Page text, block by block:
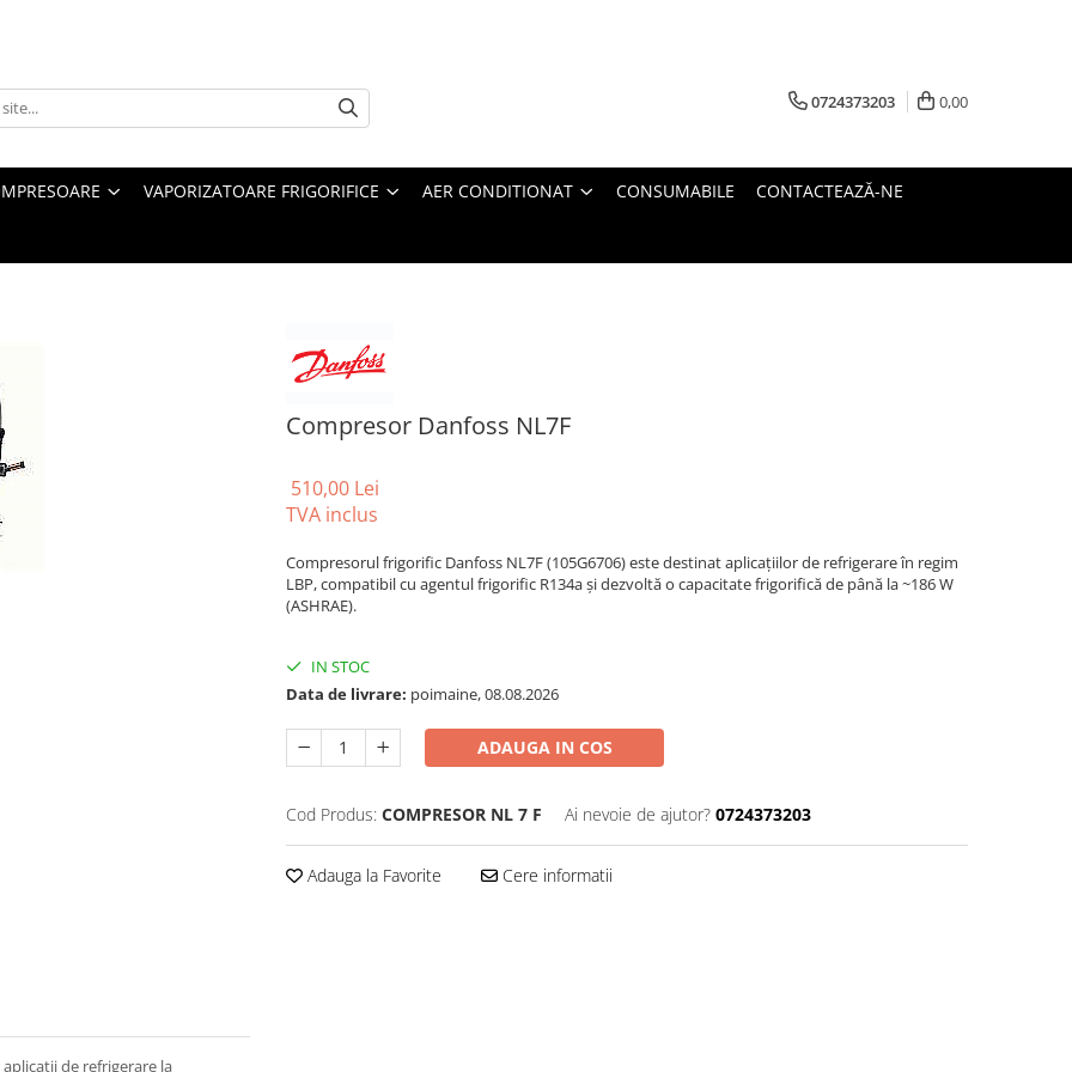
0724373203 0,00
VAPORIZATOARE FRIGORIFICE AER CONDITIONAT CONSUMABILE CONTACTEAZĂ-NE
Compresor Danfoss NL7F
510,00 Lei
TVA inclus
Compresorul frigorific Danfoss NL7F (105G6706) este destinat aplicațiilor de refrigerare în regim
LBP, compatibil cu agentul frigorific R134a și dezvoltă o capacitate frigorifică de până la ~186 W
(ASHRAE).
IN STOC
Data de livrare: poimaine, 08.08.2026
ADAUGA IN COS
Cod Produs: COMPRESOR NL 7 F Ai nevoie de ajutor? 0724373203
Adauga la Favorite Cere informatii
de refrigerare la